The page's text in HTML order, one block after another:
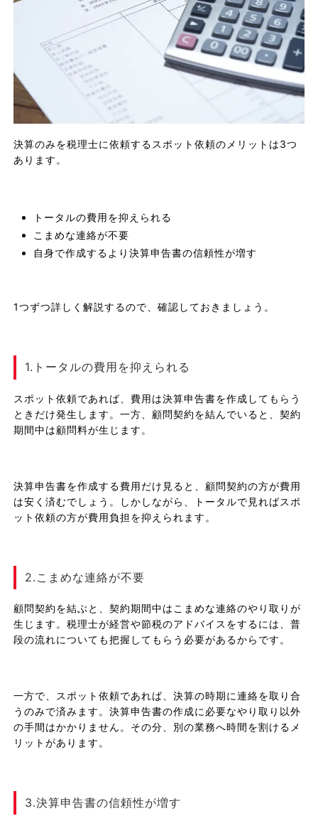
決算のみを税理士に依頼するスポット依頼のメリットは3つ
あります。
トータルの費用を抑えられる
こまめな連絡が不要
自身で作成するより決算申告書の信頼性が増す
1つずつ詳しく解説するので、確認しておきましょう。
1.トータルの費用を抑えられる
スポット依頼であれば、費用は決算申告書を作成してもらう
ときだけ発生します。一方、顧問契約を結んでいると、契約
期間中は顧問料が生じます。
決算申告書を作成する費用だけ見ると、顧問契約の方が費用
は安く済むでしょう。しかしながら、トータルで見ればスポ
ット依頼の方が費用負担を抑えられます。
2.こまめな連絡が不要
顧問契約を結ぶと、契約期間中はこまめな連絡のやり取りが
生じます。税理士が経営や節税のアドバイスをするには、普
段の流れについても把握してもらう必要があるからです。
一方で、スポット依頼であれば、決算の時期に連絡を取り合
うのみで済みます。決算申告書の作成に必要なやり取り以外
の手間はかかりません。その分、別の業務へ時間を割けるメ
リットがあります。
3.決算申告書の信頼性が増す